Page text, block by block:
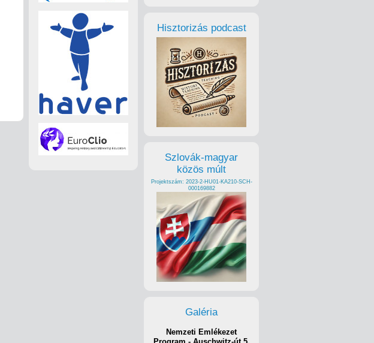
Hisztorizás podcast
Szlovák-magyar
közös múlt
Projektszám: 2023-2-HU01-KA210-SCH-
000169882
Galéria
Nemzeti Emlékezet